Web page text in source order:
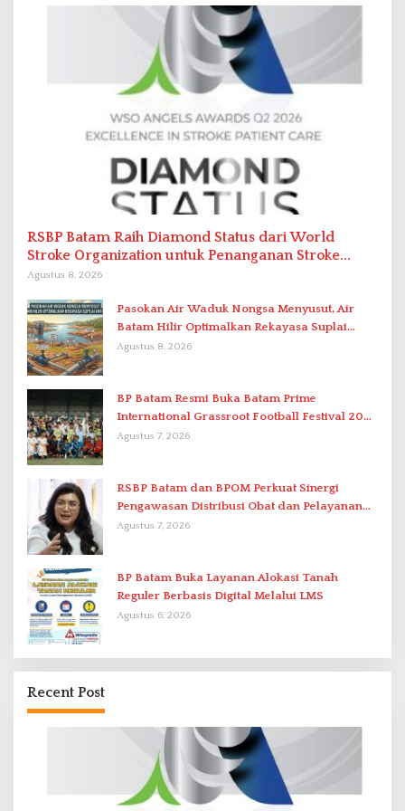
RSBP Batam Raih Diamond Status dari World
Stroke Organization untuk Penanganan Stroke
Berstandar Internasional
Agustus 8, 2026
Pasokan Air Waduk Nongsa Menyusut, Air
Batam Hilir Optimalkan Rekayasa Suplai
Antar-IPAM
Agustus 8, 2026
BP Batam Resmi Buka Batam Prime
International Grassroot Football Festival 2026
di Stadion Temenggung Abdul Jamal
Agustus 7, 2026
RSBP Batam dan BPOM Perkuat Sinergi
Pengawasan Distribusi Obat dan Pelayanan
Kefarmasian
Agustus 7, 2026
BP Batam Buka Layanan Alokasi Tanah
Reguler Berbasis Digital Melalui LMS
Agustus 6, 2026
Recent Post